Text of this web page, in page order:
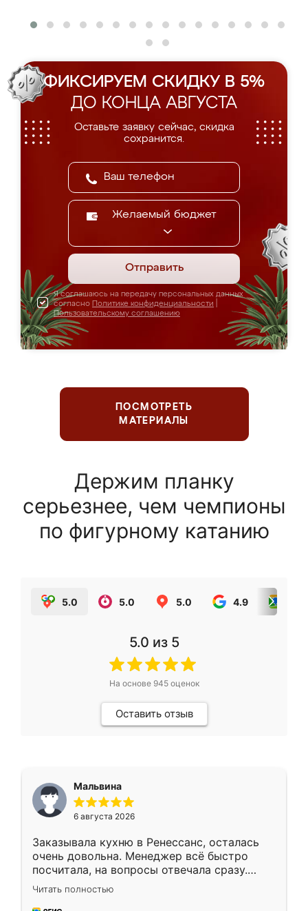
ФИКСИРУЕМ СКИДКУ В 5%
ДО КОНЦА АВГУСТА
Оставьте заявку сейчас, скидка
сохранится.
Желаемый бюджет
Отправить
Я соглашаюсь на передачу персональных данных
согласно Политике конфиденциальности
Пользовательскому соглашению
ПОСМОТРЕТЬ
МАТЕРИАЛЫ
Держим планку
серьезнее, чем чемпионы
по фигурному катанию
5.0 5.0 5.0 4.9
5.0 из 5
На основе 945оценок
Оставить отзыв
Мальвина
6 августа 2026
Заказывала кухню в Ренессанс, осталась
очень довольна. Менеджер всё быстро
посчитала, на вопросы отвечала сразу.
Замерщик приехал в субботу, подошёл к
делу со всей ответственностью. Собрали
Читать полностью